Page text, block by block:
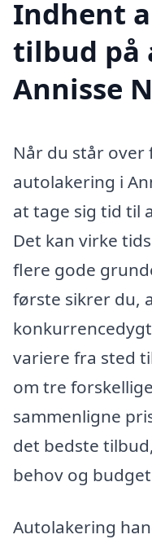
Indhent
tilbud på
Annisse
Når du står
autolakering i
at tage sig tid til
Det kan virke
flere gode
første sikrer du,
variere fra sted
om tre
sammenligne
det bedste
behov og
Autolakering